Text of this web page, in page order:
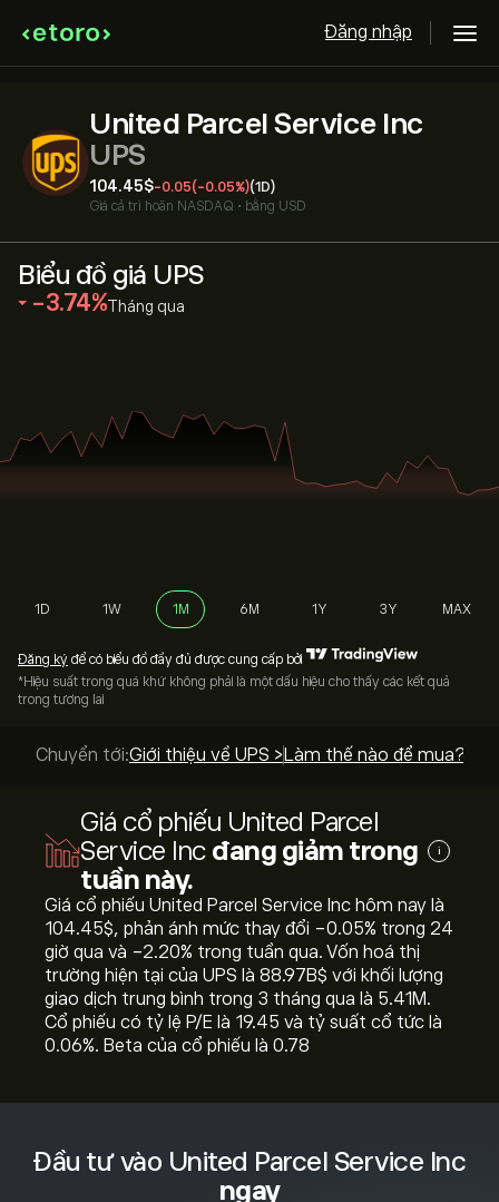
Đăng nhập
United Parcel Service Inc
UPS
104.45‎$‎-0.05(-0.05%)(1D)
Giá cả trì hoãn NASDAQ • bằng USD
Đầu tư vào United Parcel Service Inc
ngay
Biểu đồ giá UPS
‎-3.74‎ Tháng qua
1D 1W 1M 6M 1Y 3Y MAX
Đăng ký để có biểu đồ đầy đủ được cung cấp bởi
*Hiệu suất trong quá khứ không phải là một dấu hiệu cho thấy các kết quả
trong tương lai
Chuyển tới:Giới thiệu về UPS > Làm thế nào để mua? >
Giá cổ phiếu United Parcel
Service Inc đang giảm trong
tuần này.
i
Giá cổ phiếu United Parcel Service Inc hôm nay là
104.45‎$‎, phản ánh mức thay đổi ‎-0.05‎% trong 24
giờ qua và ‎-2.20‎% trong tuần qua. Vốn hoá thị
trường hiện tại của UPS là 88.97B‎$‎ với khối lượng
giao dịch trung bình trong 3 tháng qua là 5.41M.
Cổ phiếu có tỷ lệ P/E là 19.45 và tỷ suất cổ tức là
0.06%. Beta của cổ phiếu là 0.78